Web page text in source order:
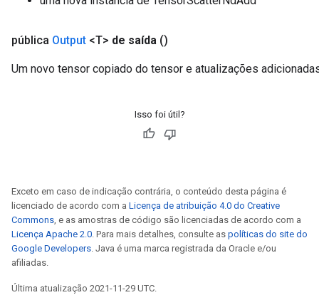
pública Output <T> de saída ()
Um novo tensor copiado do tensor e atualizações
Isso foi útil?
Exceto em caso de indicação contrária, o conteúdo desta página é
licenciado de acordo com a Licença de atribuição 4.0 do Creative
Commons, e as amostras de código são licenciadas de acordo com a
Licença Apache 2.0. Para mais detalhes, consulte as políticas do site do
Google Developers. Java é uma marca registrada da Oracle e/ou
afiliadas.
Última atualização 2021-11-29 UTC.